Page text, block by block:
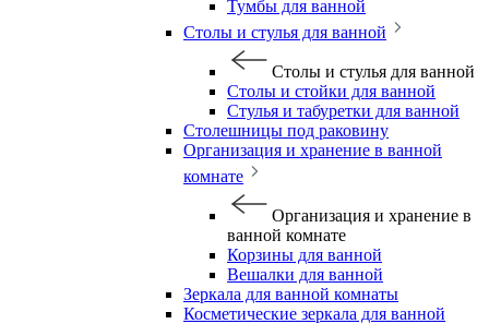
Тумбы для ванной
Столы и стулья для ванной
Столы и стулья для ванной
Столы и стойки для ванной
Стулья и табуретки для ванной
Столешницы под раковину
Организация и хранение в ванной
комнате
Организация и хранение в
ванной комнате
Корзины для ванной
Вешалки для ванной
Зеркала для ванной комнаты
Косметические зеркала для ванной